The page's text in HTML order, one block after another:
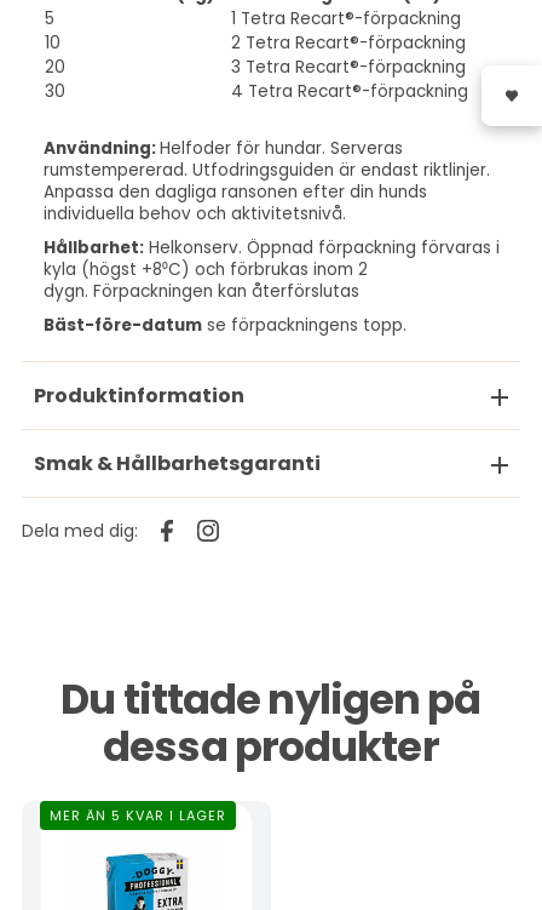
5
1 Tetra Recart®-förpackning
10
2 Tetra Recart®-förpackning
20
3 Tetra Recart®-förpackning
30
4 Tetra Recart®-förpackning
Användning:Helfoder för hundar. Serveras
rumstempererad. Utfodringsguiden är endast riktlinjer.
Anpassa den dagliga ransonen efter din hunds
individuella behov och aktivitetsnivå.
Hållbarhet: Helkonserv. Öppnad förpackning förvaras i
kyla (högst +8⁰C) och förbrukas inom 2
dygn. Förpackningen kan återförslutas
Bäst-före-datumse förpackningens topp.
Produktinformation
Smak & Hållbarhetsgaranti
Dela med dig:
Du tittade nyligen på
dessa produkter
MER ÄN 5 KVAR I LAGER